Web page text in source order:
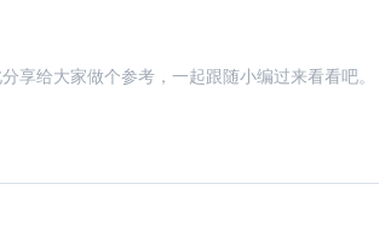
享给大家做个参考，一起跟随小编过来看看吧。